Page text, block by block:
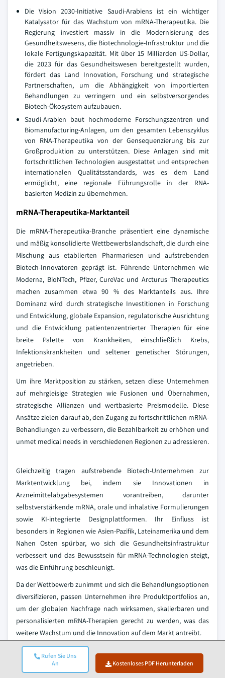
Rufen Sie Uns
An
Kostenloses PDF Herunterladen
Die Vision 2030-Initiative Saudi-Arabiens ist ein wichtiger
Katalysator für das Wachstum von mRNA-Therapeutika. Die
Regierung investiert massiv in die Modernisierung des
Gesundheitswesens, die Biotechnologie-Infrastruktur und die
lokale Fertigungskapazität. Mit über 15 Milliarden US-Dollar,
die 2023 für das Gesundheitswesen bereitgestellt wurden,
fördert das Land Innovation, Forschung und strategische
Partnerschaften, um die Abhängigkeit von importierten
Behandlungen zu verringern und ein selbstversorgendes
Biotech-Ökosystem aufzubauen.
Saudi-Arabien baut hochmoderne Forschungszentren und
Biomanufacturing-Anlagen, um den gesamten Lebenszyklus
von RNA-Therapeutika von der Gensequenzierung bis zur
Großproduktion zu unterstützen. Diese Anlagen sind mit
fortschrittlichen Technologien ausgestattet und entsprechen
internationalen Qualitätsstandards, was es dem Land
ermöglicht, eine regionale Führungsrolle in der RNA-
basierten Medizin zu übernehmen.
mRNA-Therapeutika-Marktanteil
Die mRNA-Therapeutika-Branche präsentiert eine dynamische
und mäßig konsolidierte Wettbewerbslandschaft, die durch eine
Mischung aus etablierten Pharmariesen und aufstrebenden
Biotech-Innovatoren geprägt ist. Führende Unternehmen wie
Moderna, BioNTech, Pfizer, CureVac und Arcturus Therapeutics
machen zusammen etwa 90 % des Marktanteils aus. Ihre
Dominanz wird durch strategische Investitionen in Forschung
und Entwicklung, globale Expansion, regulatorische Ausrichtung
und die Entwicklung patientenzentrierter Therapien für eine
breite Palette von Krankheiten, einschließlich Krebs,
Infektionskrankheiten und seltener genetischer Störungen,
angetrieben.
Um ihre Marktposition zu stärken, setzen diese Unternehmen
auf mehrgleisige Strategien wie Fusionen und Übernahmen,
strategische Allianzen und wertbasierte Preismodelle. Diese
Ansätze zielen darauf ab, den Zugang zu fortschrittlichen mRNA-
Behandlungen zu verbessern, die Bezahlbarkeit zu erhöhen und
unmet medical needs in verschiedenen Regionen zu adressieren.
Gleichzeitig tragen aufstrebende Biotech-Unternehmen zur
Marktentwicklung bei, indem sie Innovationen in
Arzneimittelabgabesystemen vorantreiben, darunter
selbstverstärkende mRNA, orale und inhalative Formulierungen
sowie KI-integrierte Designplattformen. Ihr Einfluss ist
besonders in Regionen wie Asien-Pazifik, Lateinamerika und dem
Nahen Osten spürbar, wo sich die Gesundheitsinfrastruktur
verbessert und das Bewusstsein für mRNA-Technologien steigt,
was die Einführung beschleunigt.
Da der Wettbewerb zunimmt und sich die Behandlungsoptionen
diversifizieren, passen Unternehmen ihre Produktportfolios an,
um der globalen Nachfrage nach wirksamen, skalierbaren und
personalisierten mRNA-Therapien gerecht zu werden, was das
weitere Wachstum und die Innovation auf dem Markt antreibt.
mRNA-Therapeutika-Marktunternehmen
Wichtige Akteure in der mRNA-Therapeutika-Branche sind wie